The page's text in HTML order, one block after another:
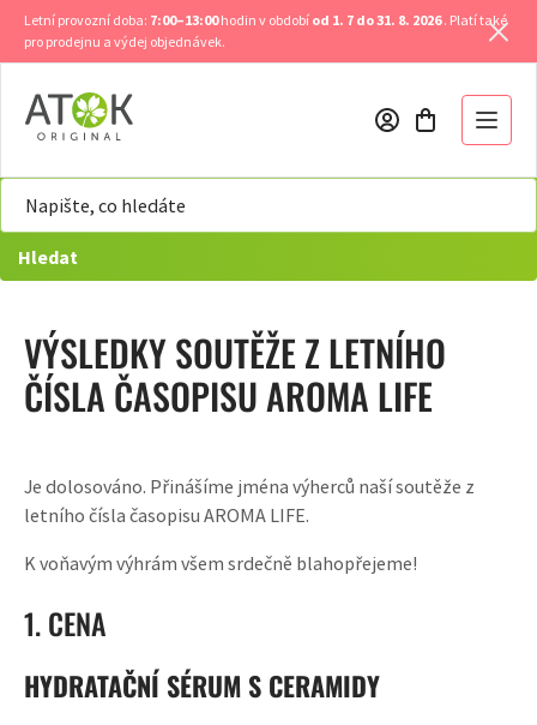
Přejít
obsah
Letní provozní doba: 7:00–13:00hodin v období od 1. 7 do 31. 8. 2026. Platí také
pro prodejnu a výdej objednávek.
Hledat
VÝSLEDKY SOUTĚŽE Z LETNÍHO
ČÍSLA ČASOPISU AROMA LIFE
Je dolosováno. Přinášíme jména výherců naší soutěže z
letního čísla časopisu AROMA LIFE.
K voňavým výhrám všem srdečně blahopřejeme!
1. CENA
HYDRATAČNÍ SÉRUM S CERAMIDY